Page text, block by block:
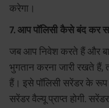
करेगा।
7. आप पॉलिसी कैसे बंद कर
जब आप निवेश करते हैं और बाल
भुगतान करना जारी रखते हैं,
हैं। इसे पॉलिसी सरेंडर के रूप
सरेंडर वैल्यू प्राप्त होगी.